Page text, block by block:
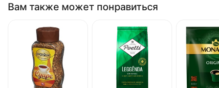
Вам также может понравиться